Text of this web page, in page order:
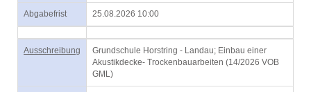
Abgabefrist 25.08.2026 10:00
Ausschreibung
Grundschule Horstring - Landau; Einbau einer
Akustikdecke- Trockenbauarbeiten (14/2026 VOB
GML)